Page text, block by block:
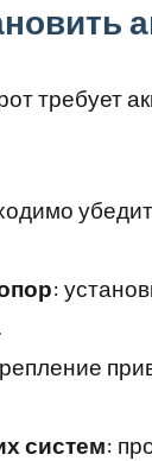
требует
:
систем: